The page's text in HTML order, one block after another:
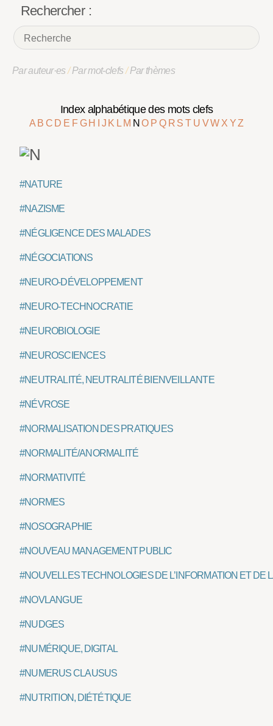
Rechercher :
Par auteur·es/Par mot-clefs/Par thèmes
Index alphabétique des mots clefs
A B C D E F G H J K L M NO P Q R ST U VW X YZ
#NATURE
#NAZISME
#NÉGLIGENCE DES MALADES
#NÉGOCIATIONS
#NEURO-DÉVELOPPEMENT
#NEURO-TECHNOCRATIE
#NEUROBIOLOGIE
#NEUROSCIENCES
#NEUTRALITÉ, NEUTRALITÉ BIENVEILLANTE
#NÉVROSE
#NORMALISATION DES PRATIQUES
#NORMALITÉ/ANORMALITÉ
#NORMATIVITÉ
#NORMES
#NOSOGRAPHIE
#NOUVEAU MANAGEMENT PUBLIC
#NOUVELLES TECHNOLOGIES DE L’INFORMATION ET DE
#NOVLANGUE
#NUDGES
#NUMÉRIQUE, DIGITAL
#NUMERUS CLAUSUS
#NUTRITION, DIÉTÉTIQUE